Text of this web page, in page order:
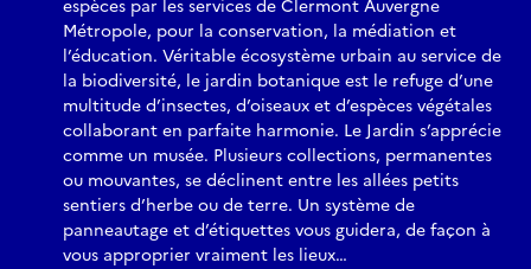
espèces par les services de Clermont Auvergne
Métropole, pour la conservation, la médiation et
l’éducation. Véritable écosystème urbain au service de
la biodiversité, le jardin botanique est le refuge d’une
multitude d’insectes, d’oiseaux et d’espèces végétales
collaborant en parfaite harmonie. Le Jardin s’apprécie
comme un musée. Plusieurs collections, permanentes
ou mouvantes, se déclinent entre les allées petits
sentiers d’herbe ou de terre. Un système de
panneautage et d’étiquettes vous guidera, de façon à
vous approprier vraiment les lieux…